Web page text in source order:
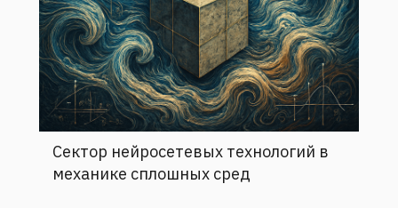
Сектор нейросетевых технологий в
механике сплошных сред